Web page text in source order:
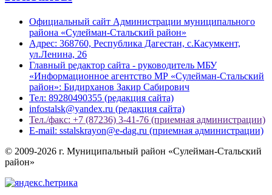
Официальный сайт Администрации муниципального
района «Сулейман-Стальский район»
Адрес: 368760, Республика Дагестан, с.Касумкент,
ул.Ленина, 26
Главный редактор сайта - руководитель МБУ
«Информационное агентство МР «Сулейман-Стальский
район»: Бидирханов Закир Сабирович
Тел: 89280490355 (редакция сайта)
infostalsk@yandex.ru (редакция сайта)
Тел./факс: +7 (87236) 3-41-76 (приемная администрации)
E-mail: sstalskrayon@e-dag.ru (приемная администрации)
© 2009-2026 г. Муниципальный район «Сулейман-Стальский
район»